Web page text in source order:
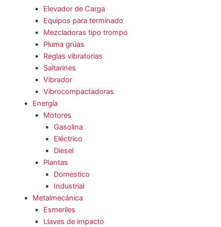
Elevador de Carga
Equipos para terminado
Mezcladoras tipo trompo
Pluma grúas
Reglas vibratorias
Saltarines
Vibrador
Vibrocompactadoras
Energía
Motores
Gasolina
Eléctrico
Diesel
Plantas
Domestico
Industrial
Metalmecánica
Esmeriles
Llaves de impacto